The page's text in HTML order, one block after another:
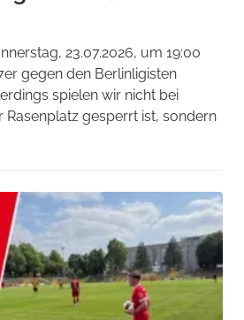
23.07.2026, um 19:00
gegen den Berlinligisten
spielen wir nicht bei
Rasenplatz gesperrt ist, sondern